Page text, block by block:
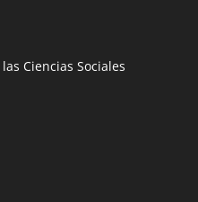
Ciencias Sociales